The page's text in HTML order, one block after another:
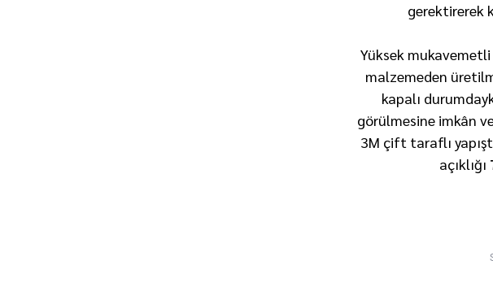
gerektirerek
Yüksek mukavemetli
malzemeden
kapalı
görülmesine imkân
3M çift taraflı
açıklığı